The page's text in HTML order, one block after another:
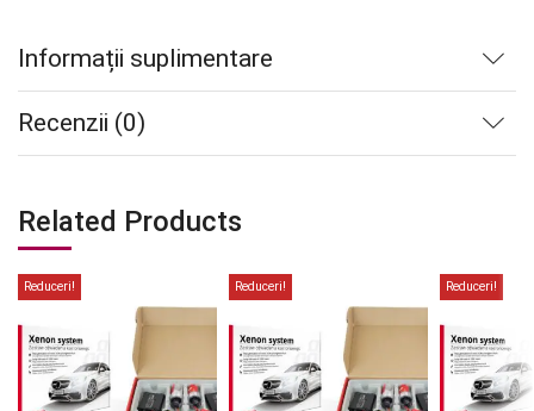
Informații suplimentare
Recenzii (0)
Related Products
Reduceri! Reduceri! Reduceri!